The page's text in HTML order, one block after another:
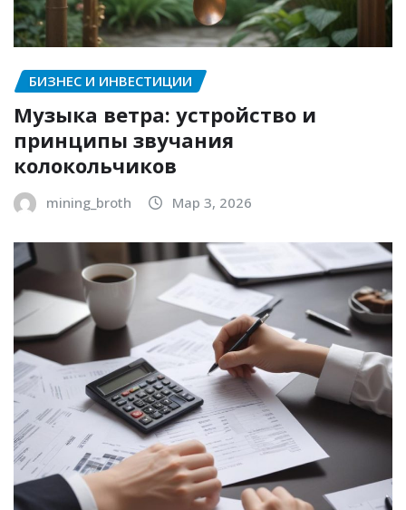
БИЗНЕС И ИНВЕСТИЦИИ
Музыка ветра: устройство и
принципы звучания
колокольчиков
mining_broth Мар 3, 2026